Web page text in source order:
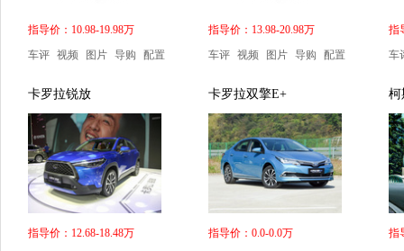
指导价：10.98-19.98万
车评 视频 图片 导购 配置
指导价：13.98-20.98万
车评 视频 图片 导购 配置
指
车
卡罗拉锐放
指导价：12.68-18.48万
卡罗拉双擎E+
指导价：0.0-0.0万
柯
指